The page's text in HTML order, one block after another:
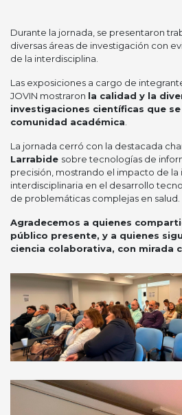
Durante la jornada, se presentaron
diversas áreas de investigación con
de la interdisciplina.
Las exposiciones a cargo de
JOVIN mostraron la calidad y la
investigaciones científicas que
comunidad académica
La jornada cerró con la destacada
Larrabide sobre tecnologías de
precisión, mostrando el impacto de la
interdisciplinaria en el desarrollo
de problemáticas complejas en salud.
Agradecemos a quienes
público presente, y a quienes
ciencia colaborativa, con mirada